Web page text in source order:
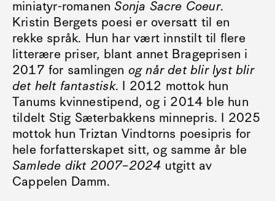
miniatyr-romanen Sonja Sacre Coeur.
Kristin Bergets poesi er oversatt til en
rekke språk. Hun har vært innstilt til flere
litterære priser, blant annet Brageprisen i
2017 for samlingen og når det blir lyst blir
det helt fantastisk. I 2012 mottok hun
Tanums kvinnestipend, og i 2014 ble hun
tildelt Stig Sæterbakkens minnepris. I 2025
mottok hun Triztan Vindtorns poesipris for
hele forfatterskapet sitt, og samme år ble
Samlede dikt 2007–2024 utgitt av
Cappelen Damm.